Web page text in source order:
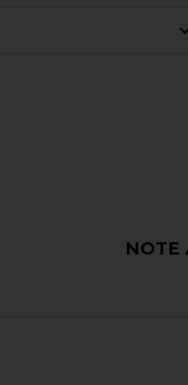
NOTE